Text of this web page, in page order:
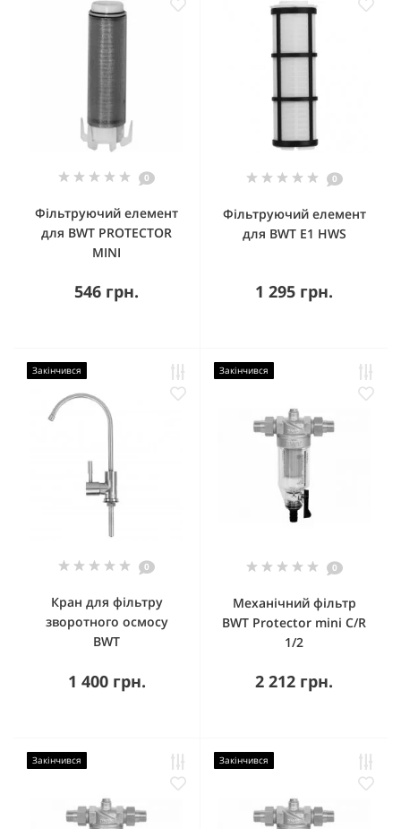
0
Фільтруючий елемент
для BWT PROTECTOR
MINI
546 грн.
0
Фільтруючий елемент
для BWT E1 HWS
1 295 грн.
Закінчився
0
Кран для фільтру
зворотного осмосу
BWT
1 400 грн.
Закінчився
0
Механічний фільтр
BWT Protector mini C/R
1/2
2 212 грн.
Закінчився Закінчився